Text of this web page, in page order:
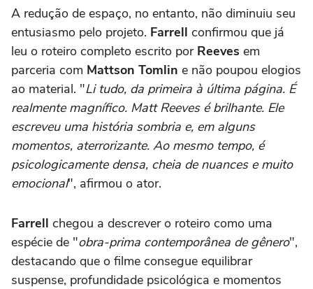
A redução de espaço, no entanto, não diminuiu seu
entusiasmo pelo projeto. Farrell confirmou que já
leu o roteiro completo escrito por Reeves em
parceria com Mattson Tomlin e não poupou elogios
ao material. "Li tudo, da primeira à última página. É
realmente magnífico. Matt Reeves é brilhante. Ele
escreveu uma história sombria e, em alguns
momentos, aterrorizante. Ao mesmo tempo, é
psicologicamente densa, cheia de nuances e muito
emocional", afirmou o ator.
Farrell chegou a descrever o roteiro como uma
espécie de "obra-prima contemporânea de gênero",
destacando que o filme consegue equilibrar
suspense, profundidade psicológica e momentos